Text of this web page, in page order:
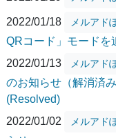
2022/01/18 メルアド
QRコード」モードを
2022/01/13
メルアド
のお知らせ（解消済
(Resolved)
2022/01/02
メルアド